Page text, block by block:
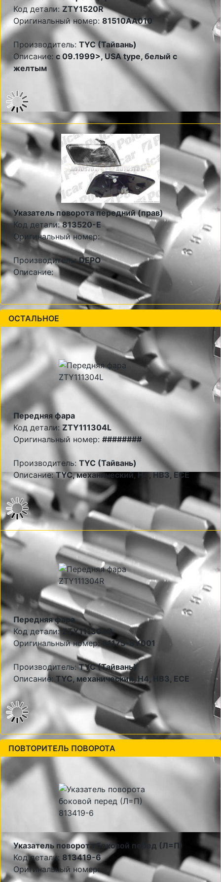
Код детали:ZTY1520R
Оригинальный номер: 81510AA010
Производитель: TYC (Тайвань)
Описание: c 09.1999>, USA type, белый с
желтым
Указатель поворота передний (прав)
Код детали:813520-E
Оригинальный номер:
Производитель:DEPO
Описание:
ОСТАЛЬНОЕ
Передняя фара
Код детали:ZTY111304L
Оригинальный номер: ########
Производитель: TYC (Тайвань)
Описание:TYC, механический, H4, HB3, ECE
Передняя фара
Код детали: ZTY111304R
Оригинальный номер: 81175-8Y001
Производитель:TYC (Тайвань)
Описание: TYC, механический, H4, HB3, ECE
ПОВТОРИТЕЛЬ ПОВОРОТА
Указатель поворота боковой перед (Л=П)
Код детали: 813419-6
Оригинальный номер: